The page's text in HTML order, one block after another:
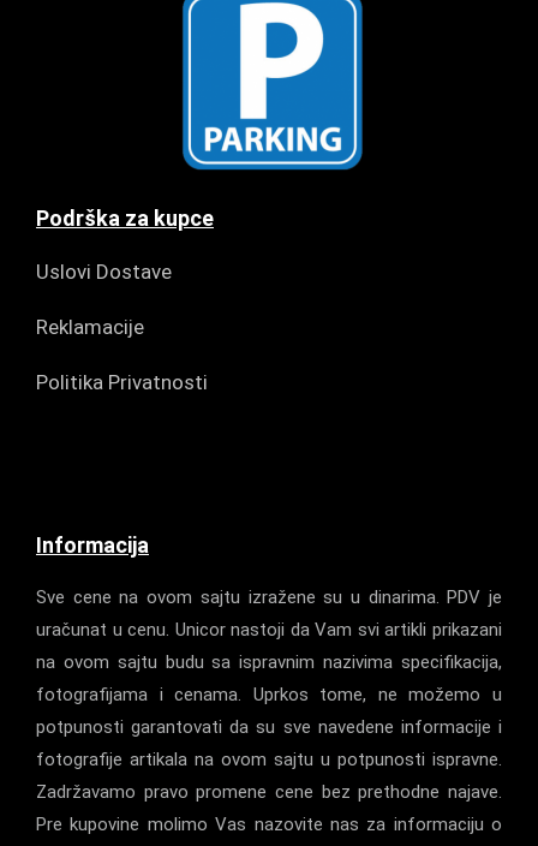
Podrška za kupce
Uslovi Dostave
Reklamacije
Politika Privatnosti
Informacija
Sve cene na ovom sajtu izražene su u dinarima. PDV je
uračunat u cenu. Unicor nastoji da Vam svi artikli prikazani
na ovom sajtu budu sa ispravnim nazivima specifikacija,
fotografijama i cenama. Uprkos tome, ne možemo u
potpunosti garantovati da su sve navedene informacije i
fotografije artikala na ovom sajtu u potpunosti ispravne.
Zadržavamo pravo promene cene bez prethodne najave.
Pre kupovine molimo Vas nazovite nas za informaciju o